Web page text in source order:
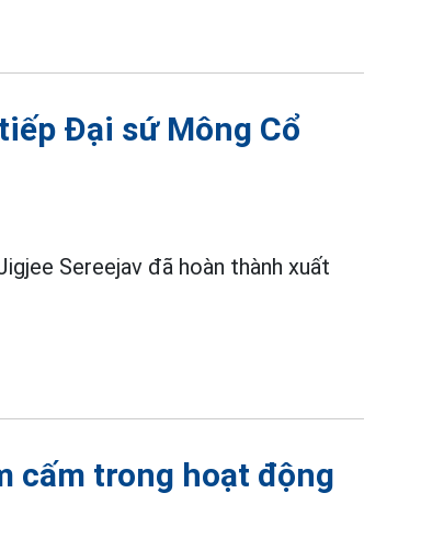
Đại sứ Mông Cổ
Sereejav đã hoàn thành xuất
cấm trong hoạt động